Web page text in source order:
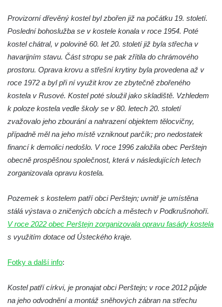
Třebonínem
Kaple v severní části Dolního Třebonína
Márnice na hřbitově v Rybniště
Kaple u kostela svatého Jiljí v Lužci nad
Vltavou
Kaple Božího těla na hřbitově v Hostíně u
Vojkovic
Kostel Nanebevzetí Panny Marie v Hostíně
u Vojkovic
Kaple svatého Bartoloměje v Bukolu
Hřbitovní kaple na hřbitově v Lužci nad
Márnice na hřbitově v Hrobčicích
Kostel svatého Havla na hřbitově v
Kaple svatého Vavřince v Mirošovicích
Provizorní dřevěný kostel byl zbořen již na počátku 19. století.
Poslední bohoslužba se v kostele konala v roce 1954. Poté
kostel chátral, v polovině 60. let 20. století již byla střecha v
havarijním stavu. Část stropu se pak zřítila do chrámového
prostoru. Oprava krovu a střešní krytiny byla provedena až v
roce 1972 a byl při ní využit krov ze zbytečně zbořeného
kostela v Rusové. Kostel poté sloužil jako skladiště. Vzhledem
k poloze kostela vedle školy se v 80. letech 20. století
zvažovalo jeho zbourání a nahrazení objektem tělocvičny,
případně měl na jeho místě vzniknout parčík; pro nedostatek
financí k demolici nedošlo. V roce 1996 založila obec Perštejn
obecně prospěšnou společnost, která v následujících letech
zorganizovala opravu kostela.
Pozemek s kostelem patří obci Perštejn; uvnitř je umístěna
stálá výstava o zničených obcích a městech v Podkrušnohoří.
V roce 2022 obec Perštejn zorganizovala opravu fasády kostela
s využitím dotace od Ústeckého kraje.
Fotky a další info:
Kostel patří církvi, je pronajat obci Perštejn; v roce 2012 půjde
na jeho odvodnění a montáž sněhových zábran na střechu